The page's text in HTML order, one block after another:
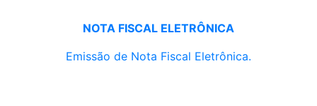
NOTA FISCAL ELETRÔNICA
Emissão de Nota Fiscal Eletrônica.